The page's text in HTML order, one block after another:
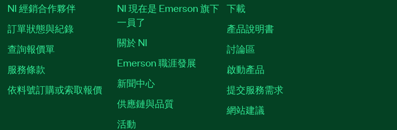
NI 經銷合作夥伴
訂單狀態與紀錄
查詢報價單
服務條款
依料號訂購或索取報價
NI 現在是 Emerson 旗下
一員了
關於 NI
Emerson 職涯發展
新聞中心
供應鏈與品質
活動
下載
產品說明書
討論區
啟動產品
提交服務需求
網站建議